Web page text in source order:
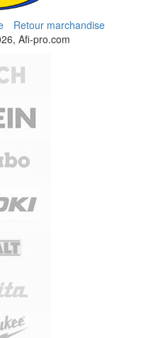
Retour marchandise
Afi-pro.com